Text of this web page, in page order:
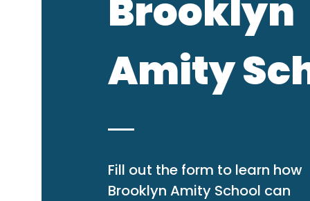
Brooklyn
Amity
Fill out the form to learn how
Brooklyn Amity School can